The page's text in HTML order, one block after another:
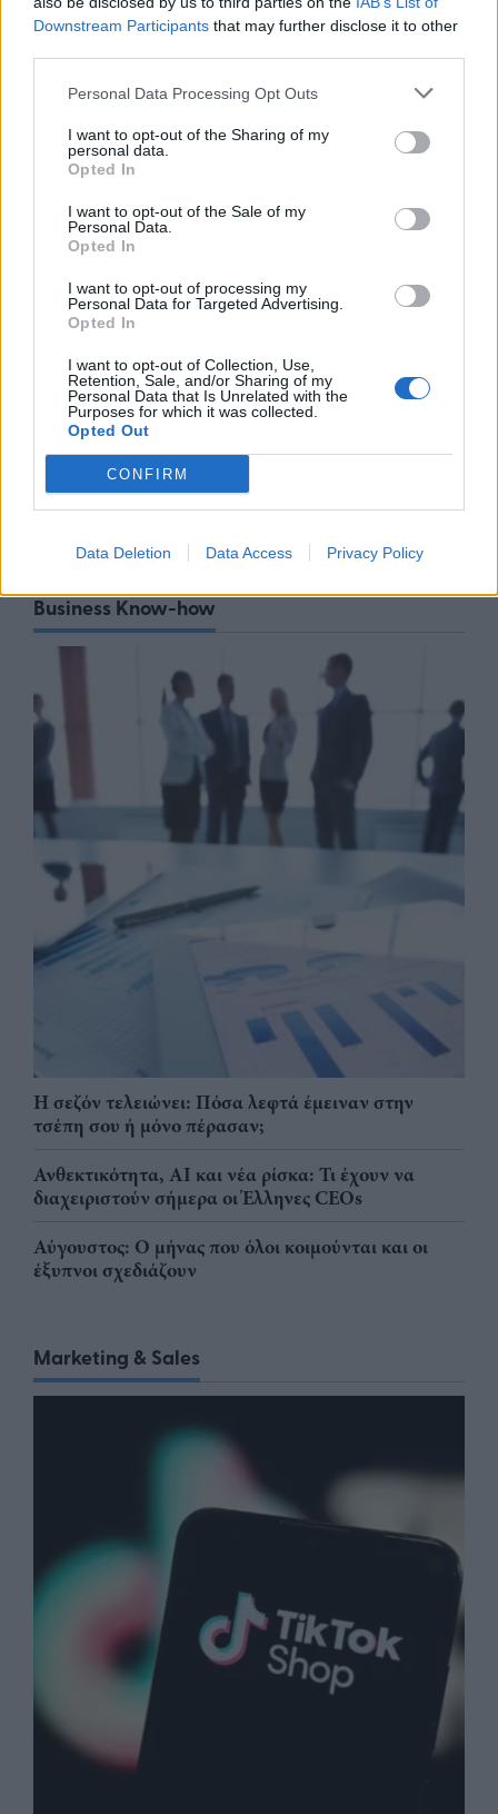
Downstream Participants that may further disclose it to other
Personal Data Processing Opt Outs
I want to opt-out of the Sharing of my
personal data.
Opted In
I want to opt-out of the Sale of my
Personal Data.
Opted In
I want to opt-out of processing my
Personal Data for Targeted Advertising.
Opted In
I want to opt-out of Collection, Use,
Retention, Sale, and/or Sharing of my
Personal Data that Is Unrelated with the
Purposes for which it was collected.
Opted Out
CONFIRM
Data Deletion Data Access Privacy Policy
διαφυγής για την ενίσχυση της
ενεργειακής ανθεκτικότητας
06/08/26|12:57
Μητσοτάκης – Αγγελούδης: Στο
«τραπέζι» η ανάπλαση της ΔΕΘ
και το χρονοδιάγραμμα του
06/08/26|10:50
διασύνδεση Ελλάδας–Κύπρου: Η
Meridiam αποκτά πλειοψηφικό
05/08/26|18:15
Θεοδωρικάκος: Στο ΕΠΑ του
χρηματοδότηση του ΕΛΙΔΕΚ
05/08/26
Business Know-how
Η σεζόν τελειώνει: Πόσα λεφτά έμειναν στην
τσέπη σου ή μόνο πέρασαν;
Ανθεκτικότητα, AI και νέα ρίσκα: Τι έχουν να
διαχειριστούν σήμερα οι Έλληνες CEOs
Αύγουστος: Ο μήνας που όλοι κοιμούνται και οι
έξυπνοι σχεδιάζουν
Marketing & Sales